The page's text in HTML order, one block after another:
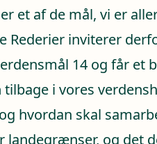
et af de mål, vi er
Rederier inviterer
14 og får et
i vores
hvordan skal
landegrænser, og det